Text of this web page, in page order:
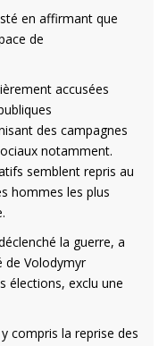
en affirmant que
de
accusées
des campagnes
notamment.
semblent repris au
hommes les plus
la guerre, a
de Volodymyr
élections, exclu une
compris la reprise des